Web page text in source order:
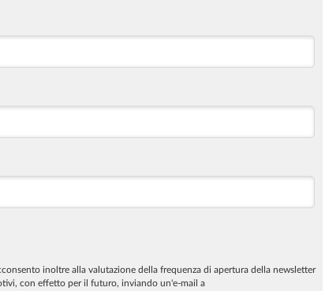
inoltre alla valutazione della frequenza di apertura della newsletter
con effetto per il futuro, inviando un'e-mail a